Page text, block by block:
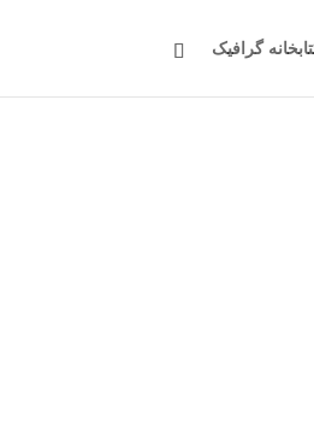
گرافیک